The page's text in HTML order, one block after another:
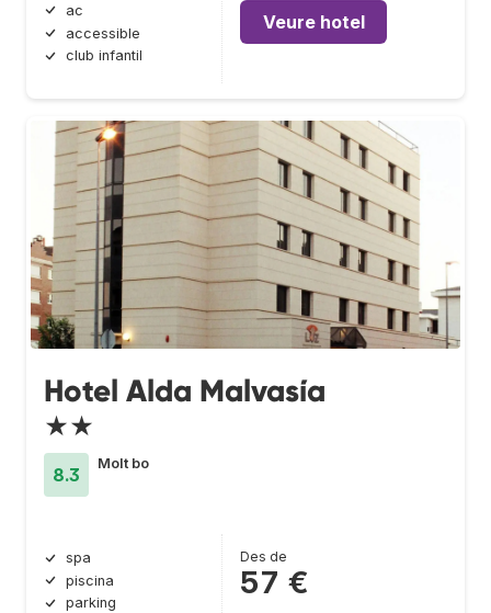
ac
accessible
club infantil
Veure hotel
Hotel Alda Malvasía
★★
8.3
Molt bo
spa
piscina
parking
Des de
57 €